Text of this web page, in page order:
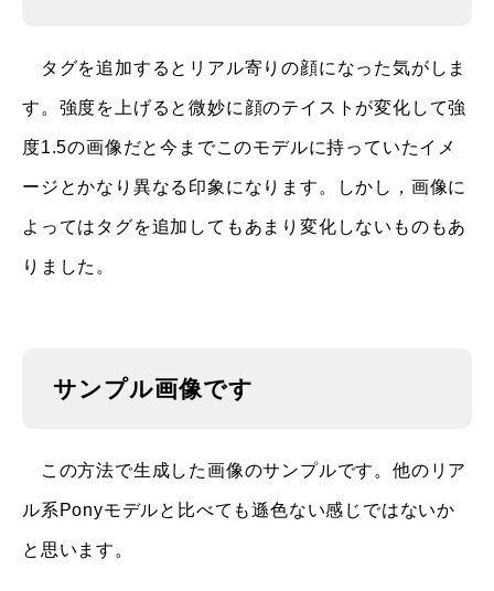
タグを追加するとリアル寄りの顔になった気がしま
す。強度を上げると微妙に顔のテイストが変化して強
度1.5の画像だと今までこのモデルに持っていたイメ
ージとかなり異なる印象になります。しかし，画像に
よってはタグを追加してもあまり変化しないものもあ
りました。
サンプル画像です
この方法で生成した画像のサンプルです。他のリア
ル系Ponyモデルと比べても遜色ない感じではないか
と思います。